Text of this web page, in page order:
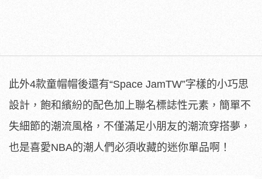
此外4款童帽帽後還有“Space JamTW”字樣的小巧思
設計，飽和繽紛的配色加上聯名標誌性元素，簡單不
失細節的潮流風格，不僅滿足小朋友的潮流穿搭夢，
也是喜愛NBA的潮人們必須收藏的迷你單品啊！